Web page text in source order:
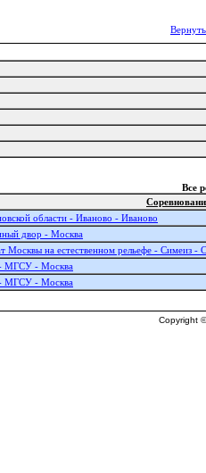
Все
области - Иваново - Иваново
двор - Москва
на естественном рельефе - Симеиз -
МГСУ - Москва
МГСУ - Москва
Copyright